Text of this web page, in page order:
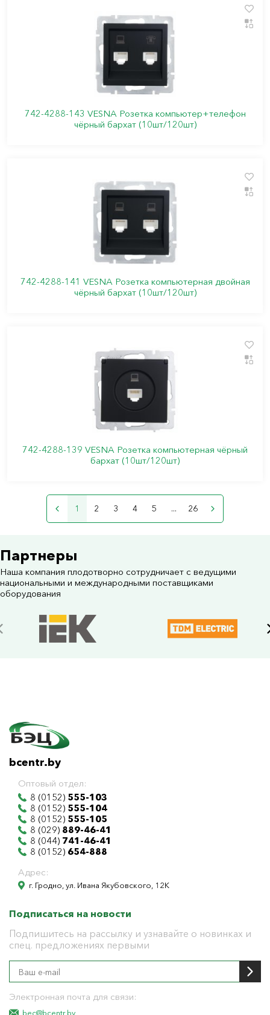
742-4288-143 VESNA Розетка компьютер+телефон
чёрный бархат (10шт/120шт)
742-4288-141 VESNA Розетка компьютерная двойная
чёрный бархат (10шт/120шт)
742-4288-139 VESNA Розетка компьютерная чёрный
бархат (10шт/120шт)
1 2 3 4 5 ... 26
Партнеры
Наша компания плодотворно сотрудничает с ведущими
национальными и международными поставщиками
оборудования
bcentr.by
Оптовый отдел:
8 (0152) 555-103
8 (0152) 555-104
8 (0152) 555-105
8 (029) 889-46-41
8 (044) 741-46-41
8 (0152) 654-888
Адрес:
г. Гродно, ул. Ивана Якубовского, 12К
Подписаться на новости
Подпишитесь на рассылку и узнавайте о новинках и
спец. предложениях первыми
Электронная почта для связи:
bec@bcentr.by